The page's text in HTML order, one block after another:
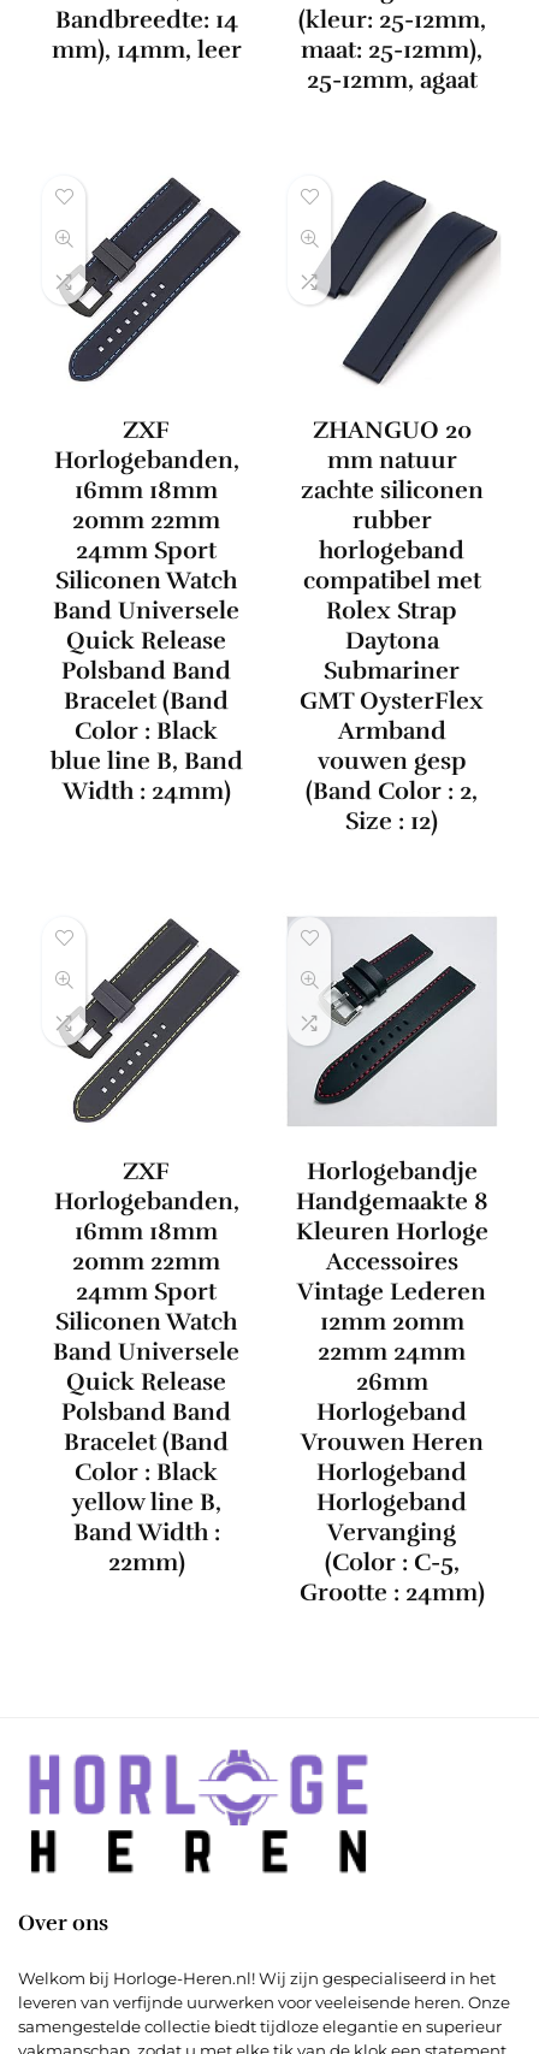
Bandbreedte: 14
mm), 14mm, leer
(kleur: 25-12mm,
maat: 25-12mm),
25-12mm, agaat
ZXF
Horlogebanden,
16mm 18mm
20mm 22mm
24mm Sport
Siliconen Watch
Band Universele
Quick Release
Polsband Band
Bracelet (Band
Color : Black
blue line B, Band
Width : 24mm)
ZHANGUO 20
mm natuur
zachte siliconen
rubber
horlogeband
compatibel met
Rolex Strap
Daytona
Submariner
GMT OysterFlex
Armband
vouwen gesp
(Band Color : 2,
Size : 12)
ZXF
Horlogebanden,
16mm 18mm
20mm 22mm
24mm Sport
Siliconen Watch
Band Universele
Quick Release
Polsband Band
Bracelet (Band
Color : Black
yellow line B,
Band Width :
22mm)
Horlogebandje
Handgemaakte 8
Kleuren Horloge
Accessoires
Vintage Lederen
12mm 20mm
22mm 24mm
26mm
Horlogeband
Vrouwen Heren
Horlogeband
Horlogeband
Vervanging
(Color : C-5,
Grootte : 24mm)
Over ons
Welkom bij Horloge-Heren.nl! Wij zijn gespecialiseerd in het
leveren van verfijnde uurwerken voor veeleisende heren. Onze
samengestelde collectie biedt tijdloze elegantie en superieur
vakmanschap, zodat u met elke tik van de klok een statement